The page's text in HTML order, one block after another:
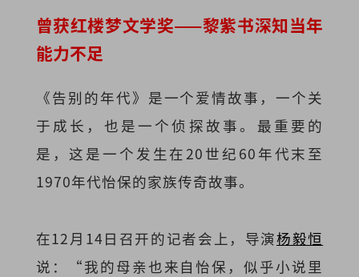
曾获红楼梦文学奖——黎紫书深知当年
能力不足
《告别的年代》是一个爱情故事，一个关
于成长，也是一个侦探故事。最重要的
是，这是一个发生在20世纪60年代末至
1970年代怡保的家族传奇故事。
在12月14日召开的记者会上，导演杨毅恒
说：“我的母亲也来自怡保，似乎小说里